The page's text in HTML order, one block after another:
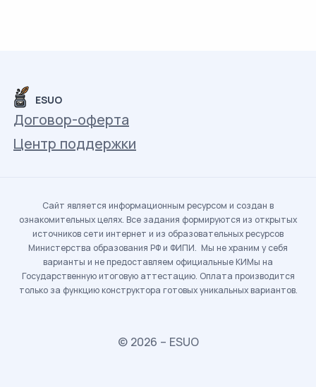
ESUO
Договор-оферта
Центр поддержки
Сайт является информационным ресурсом и создан в
ознакомительных целях. Все задания формируются из открытых
источников сети интернет и из образовательных ресурсов
Министерства образования РФ и ФИПИ. Мы не храним у себя
варианты и не предоставляем официальные КИМы на
Государственную итоговую аттестацию. Оплата производится
только за функцию конструктора готовых уникальных вариантов.
© 2026 – ESUO